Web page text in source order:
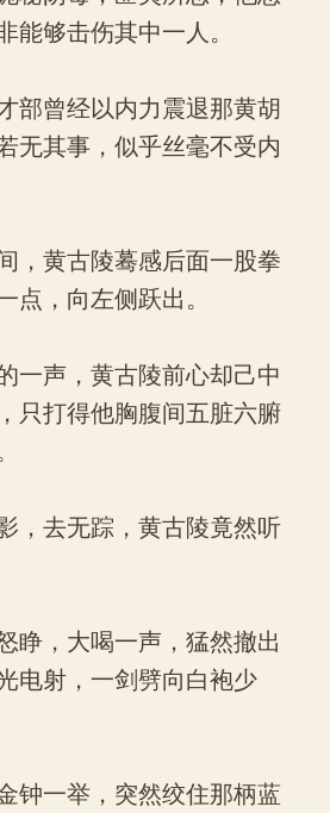
能够击伤其中一人。
曾经以内力震退那黄胡
无其事，似乎丝毫不受内
黄古陵蓦感后面一股拳
点，向左侧跃出。
声，黄古陵前心却己中
只打得他胸腹间五脏六腑
去无踪，黄古陵竟然听
，大喝一声，猛然撤出
电射，一剑劈向白袍少
一举，突然绞住那柄蓝